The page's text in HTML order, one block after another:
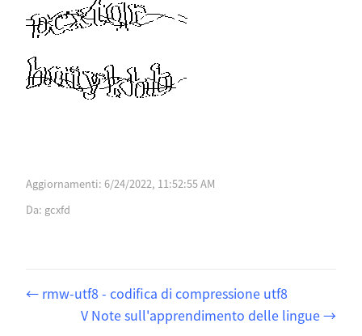
Aggiornamenti: 6/24/2022, 11:52:55 AM
Da: gcxfd
rmw-utf8 - codifica di compressione utf8
V Note sull'apprendimento delle lingue